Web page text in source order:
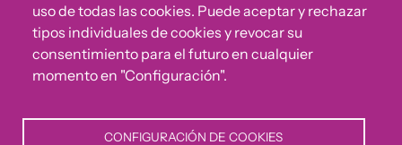
¿Algo no va bien?
Puedes reportar incumplimientos del Código Ético u
otras irregularidades que detectes en nuestra Fundación.
uso de todas las cookies. Puede aceptar y rechazar
tipos individuales de cookies y revocar su
consentimiento para el futuro en cualquier
momento en "Configuración".
CONFIGURACIÓN DE COOKIES